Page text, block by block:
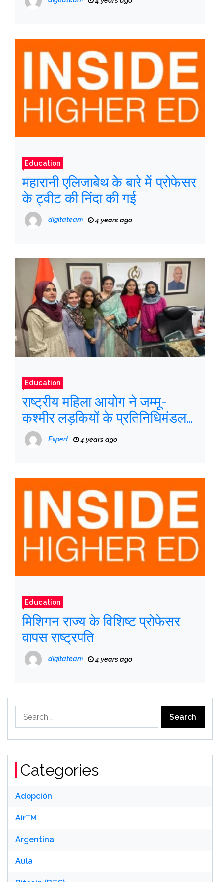
Education
महारानी एलिजाबेथ के बारे में प्रोफेसर
के ट्वीट की निंदा की गई
digitateam 4 years ago
Education
राष्ट्रीय महिला आयोग ने जम्मू-
कश्मीर लड़कियों के प्रतिनिधिमंडल
के दिल्ली दौरे को प्रायोजित किया
Expert 4 years ago
Education
मिशिगन राज्य के विशिष्ट प्रोफेसर
वापस राष्ट्रपति
digitateam 4 years ago
for:
Categories
Adopción
AirTM
Argentina
Aula